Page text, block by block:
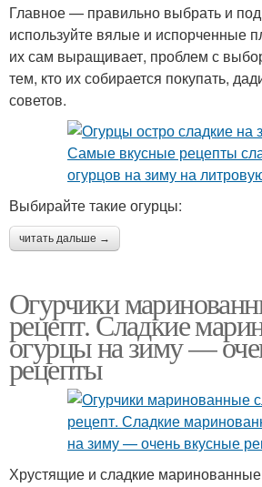
Главное — правильно выбрать и
используйте вялые и испорченные
их сам выращивает, проблем с
тем, кто их собирается покупать,
советов.
Выбирайте такие огурцы:
читать дальше →
Огурчики
рецепт. Сладкие
огурцы на зиму —
рецепты
Хрустящие и сладкие